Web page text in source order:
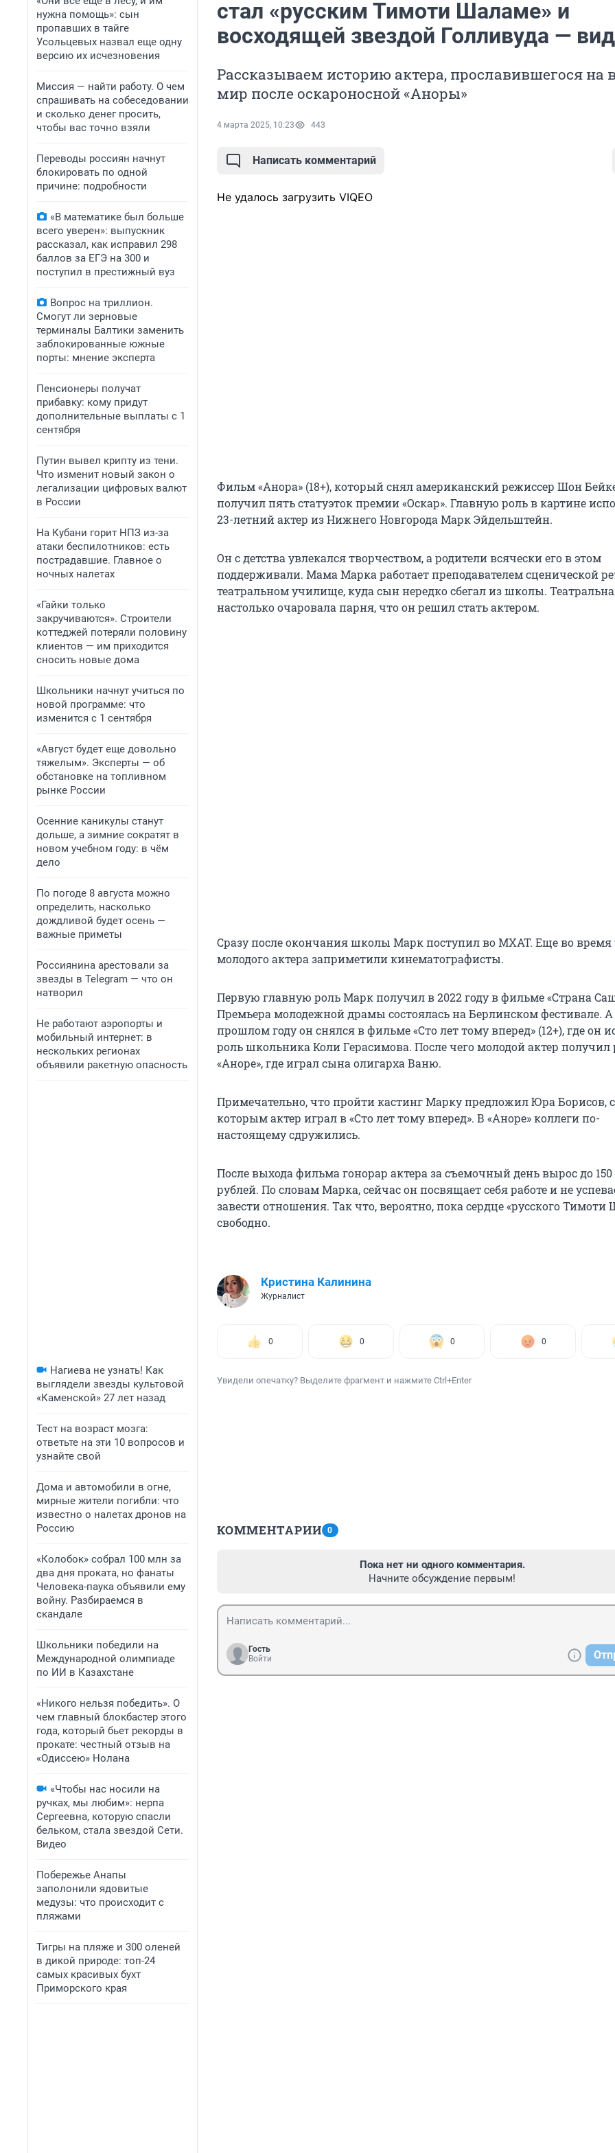
нужна помощь»: сын
пропавших в тайге
Усольцевых назвал еще одну
версию их исчезновения
Миссия — найти работу. О чем
спрашивать на собеседовании
и сколько денег просить,
чтобы вас точно взяли
Переводы россиян начнут
блокировать по одной
причине: подробности
«В математике был больше
всего уверен»: выпускник
рассказал, как исправил 298
баллов за ЕГЭ на 300 и
поступил в престижный вуз
Вопрос на триллион.
Смогут ли зерновые
терминалы Балтики заменить
заблокированные южные
порты: мнение эксперта
Пенсионеры получат
прибавку: кому придут
дополнительные выплаты с 1
сентября
Путин вывел крипту из тени.
Что изменит новый закон о
легализации цифровых валют
в России
На Кубани горит НПЗ из-за
атаки беспилотников: есть
пострадавшие. Главное о
ночных налетах
«Гайки только
закручиваются». Строители
коттеджей потеряли половину
клиентов — им приходится
сносить новые дома
Школьники начнут учиться по
новой программе: что
изменится с 1 сентября
«Август будет еще довольно
тяжелым». Эксперты — об
обстановке на топливном
рынке России
Осенние каникулы станут
дольше, а зимние сократят в
новом учебном году: в чём
дело
По погоде 8 августа можно
определить, насколько
дождливой будет осень —
важные приметы
Россиянина арестовали за
звезды в Telegram — что он
натворил
Не работают аэропорты и
мобильный интернет: в
нескольких регионах
объявили ракетную опасность
Нагиева не узнать! Как
выглядели звезды культовой
«Каменской» 27 лет назад
Тест на возраст мозга:
ответьте на эти 10 вопросов и
узнайте свой
Дома и автомобили в огне,
мирные жители погибли: что
известно о налетах дронов на
Россию
«Колобок» собрал 100 млн за
два дня проката, но фанаты
Человека-паука объявили ему
войну. Разбираемся в
скандале
Школьники победили на
Международной олимпиаде
по ИИ в Казахстане
«Никого нельзя победить». О
чем главный блокбастер этого
года, который бьет рекорды в
прокате: честный отзыв на
«Одиссею» Нолана
«Чтобы нас носили на
ручках, мы любим»: нерпа
Сергеевна, которую спасли
бельком, стала звездой Сети.
Видео
Побережье Анапы
заполонили ядовитые
медузы: что происходит с
пляжами
Тигры на пляже и 300 оленей
в дикой природе: топ-24
самых красивых бухт
Приморского края
стал «русским Тимоти Шаламе» и
восходящей звездой Голливуда —
Рассказываем историю актера, прославившегося на
мир после оскароносной «Аноры»
4 марта 2025, 10:23 443
Написать комментарий
Не удалось загрузить VIQEO
Фильм «Анора» (18+), который снял американский режиссер Шон
получил пять статуэток премии «Оскар». Главную роль в картине
23-летнийактер из Нижнего Новгорода Марк Эйдельштейн.
Он с детства увлекался творчеством, а родители всячески его в этом
поддерживали. Мама Марка работает преподавателем сценической
театральном училище, куда сын нередко сбегал из школы.
настолько очаровала парня, что он решил стать актером.
Сразу после окончания школы Марк поступил во МХАТ. Еще во время
молодого актера заприметили кинематографисты.
Первую главную роль Марк получил в 2022 году в фильме «Страна
Премьера молодежной драмы состоялась на Берлинском фестивале. А
прошлом году он снялся в фильме «Сто лет тому вперед» (12+), где он
роль школьника Коли Герасимова. После чего молодой актер получил
«Аноре», где играл сына олигарха Ваню.
Примечательно, что пройти кастинг Марку предложил Юра Борисов, с
которым актер играл в «Сто лет тому вперед». В «Аноре» коллеги по-
настоящему сдружились.
После выхода фильма гонорар актера за съемочный день вырос до
рублей. По словам Марка, сейчас он посвящает себя работе и не
завести отношения. Так что, вероятно, пока сердце «русского Тимоти
свободно.
Кристина Калинина
Журналист
0 0 0 0
Увидели опечатку? Выделите фрагмент и нажмите Ctrl+Enter
КОММЕНТАРИИ 0
Пока нет ни одного комментария.
Начните обсуждение первым!
Гость
Войти